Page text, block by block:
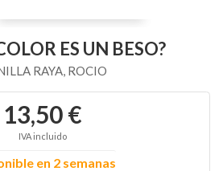
ES UN BESO?
RAYA, ROCIO
13,50 €
IVA incluido
en 2 semanas